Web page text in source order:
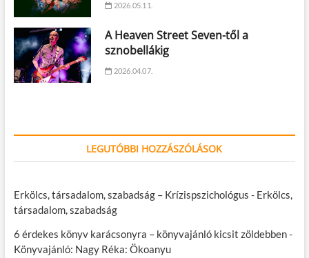
2026.05.11.
A Heaven Street Seven-től a
sznobellákig
2026.04.07.
LEGUTÓBBI HOZZÁSZÓLÁSOK
Erkölcs, társadalom, szabadság – Krízispszichológus - Erkölcs,
társadalom, szabadság
6 érdekes könyv karácsonyra – könyvajánló kicsit zöldebben-
Könyvajánló: Nagy Réka: Ökoanyu